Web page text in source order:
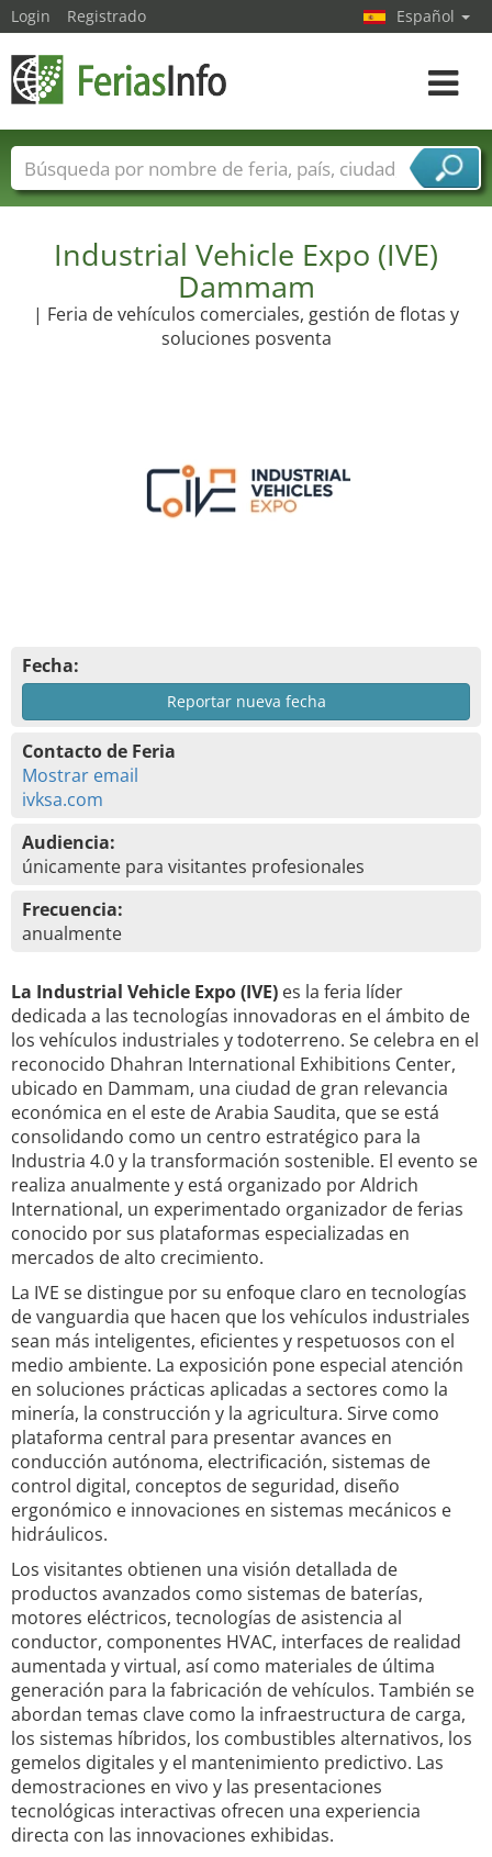
Industrial Vehicle Expo (IVE)
Dammam
| Feria de vehículos comerciales, gestión de flotas y
soluciones posventa
Fecha:
Reportar nueva fecha
Contacto de Feria
Mostrar email
ivksa.com
Audiencia:
únicamente para visitantes profesionales
Frecuencia:
anualmente
La Industrial Vehicle Expo (IVE) es la feria líder
dedicada a las tecnologías innovadoras en el ámbito de
los vehículos industriales y todoterreno. Se celebra en el
reconocido Dhahran International Exhibitions Center,
ubicado en Dammam, una ciudad de gran relevancia
económica en el este de Arabia Saudita, que se está
consolidando como un centro estratégico para la
Industria 4.0 y la transformación sostenible. El evento se
realiza anualmente y está organizado por Aldrich
International, un experimentado organizador de ferias
conocido por sus plataformas especializadas en
mercados de alto crecimiento.
La IVE se distingue por su enfoque claro en tecnologías
de vanguardia que hacen que los vehículos industriales
sean más inteligentes, eficientes y respetuosos con el
medio ambiente. La exposición pone especial atención
en soluciones prácticas aplicadas a sectores como la
minería, la construcción y la agricultura. Sirve como
plataforma central para presentar avances en
conducción autónoma, electrificación, sistemas de
control digital, conceptos de seguridad, diseño
ergonómico e innovaciones en sistemas mecánicos e
hidráulicos.
Los visitantes obtienen una visión detallada de
productos avanzados como sistemas de baterías,
motores eléctricos, tecnologías de asistencia al
conductor, componentes HVAC, interfaces de realidad
aumentada y virtual, así como materiales de última
generación para la fabricación de vehículos. También se
abordan temas clave como la infraestructura de carga,
los sistemas híbridos, los combustibles alternativos, los
gemelos digitales y el mantenimiento predictivo. Las
demostraciones en vivo y las presentaciones
tecnológicas interactivas ofrecen una experiencia
directa con las innovaciones exhibidas.
Login Registrado Español
toggle
Nombres de ferias Países
Ciudades
Sectores de proveedor de servicios